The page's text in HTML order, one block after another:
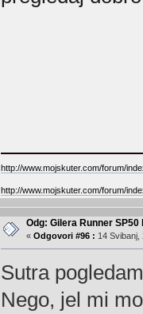
http://www.mojskuter.com/forum/
http://www.mojskuter.com/forum/
Odg: Gilera Runner SP50
« Odgovori #96 : 14 Svibanj,
Sutra
Nego, jel mi